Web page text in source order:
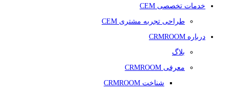
خدمات تخصصی CEM
طراحی تجربه مشتری CEM
درباره CRMROOM
بلاگ
معرفی CRMROOM
شناخت CRMROOM